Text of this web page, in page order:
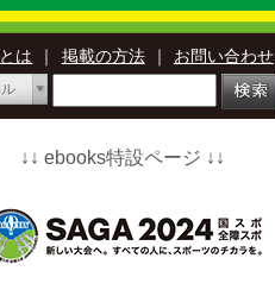
は ｜ 掲載の方法 ｜ お問い合わせ
↓↓ ebooks特設ページ ↓↓